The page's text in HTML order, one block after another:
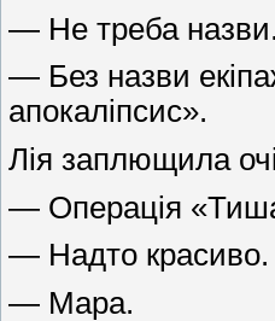
— Не треба назви.
— Без назви
апокаліпсис».
Лія заплющила
— Операція
— Надто красиво.
— Мара.